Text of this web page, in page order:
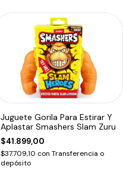
Juguete Gorila Para Estirar Y
Aplastar Smashers Slam Zuru
$41.899,00
$37.709,10 con Transferencia o
depósito